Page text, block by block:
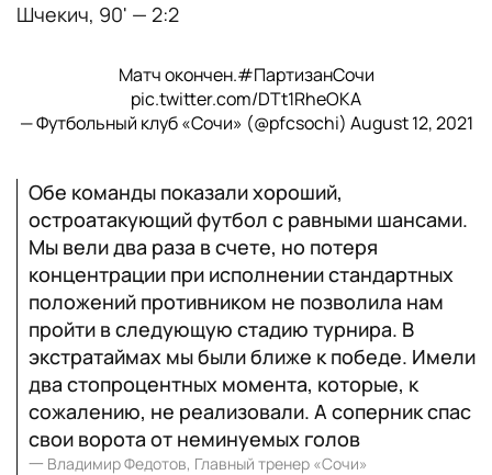
Шчекич, 90' — 2:2
Матч окончен.#ПартизанСочи
pic.twitter.com/DTt1RheOKA
— Футбольный клуб «Сочи» (@pfcsochi) August 12, 2021
Обе команды показали хороший,
остроатакующий футбол с равными шансами.
Мы вели два раза в счете, но потеря
концентрации при исполнении стандартных
положений противником не позволила нам
пройти в следующую стадию турнира. В
экстратаймах мы были ближе к победе. Имели
два стопроцентных момента, которые, к
сожалению, не реализовали. А соперник спас
свои ворота от неминуемых голов
一 Владимир Федотов, Главный тренер «Сочи»